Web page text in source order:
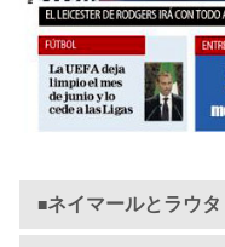
■ネイマールとラウ